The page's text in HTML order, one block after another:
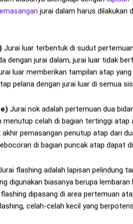
jurai dalam harus dilakukan
Jurai luar terbentuk di sudut
dengan jurai dalam, jurai luar tidak
luar memberikan tampilan atap yang
pelana dengan jurai luar di semua
Jurai nok adalah pertemuan dua
menutup celah di bagian tertinggi
pemasangan penutup atap dari
di bagian puncak atap dapat
flashing adalah lapisan pelindung
digunakan biasanya berupa
dipasang di area pertemuan
celah-celah kecil yang